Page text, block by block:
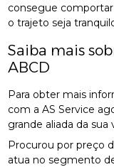
consegue
o trajeto seja
Saiba mais
ABCD
Para obter mais
com a AS Service
grande aliada da sua
Procurou por preço
atua no segmento